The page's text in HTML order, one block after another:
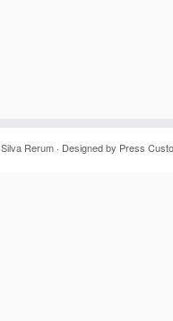
Silva Rerum · Designed by Press